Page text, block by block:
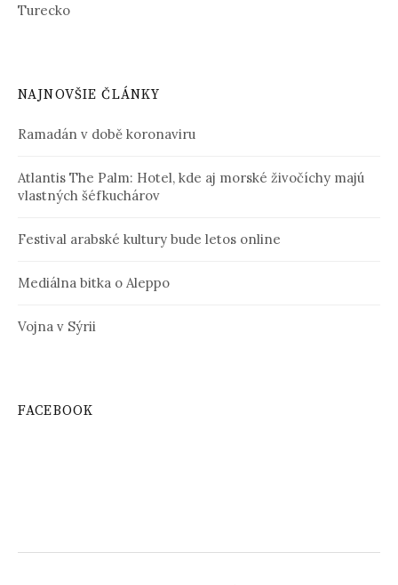
Turecko
NAJNOVŠIE ČLÁNKY
Ramadán v době koronaviru
Atlantis The Palm: Hotel, kde aj morské živočíchy majú
vlastných šéfkuchárov
Festival arabské kultury bude letos online
Mediálna bitka o Aleppo
Vojna v Sýrii
FACEBOOK